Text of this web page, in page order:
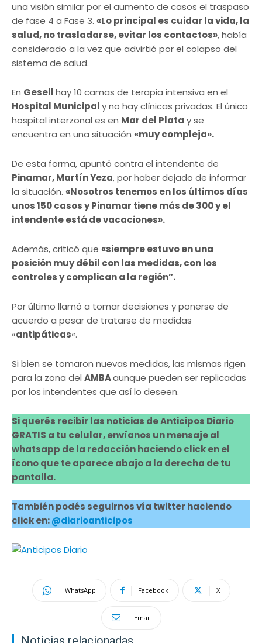
una visión similar por el aumento de casos el traspaso
de fase 4 a Fase 3. «Lo principal es cuidar la vida, la
salud, no trasladarse, evitar los contactos», había
considerado a la vez que advirtió por el colapso del
sistema de salud.
En Gesellhay 10 camas de terapia intensiva en el
Hospital Municipaly no hay clínicas privadas. El único
hospital interzonal es en Mar del Plata y se
encuentra en una situación «muy compleja».
De esta forma, apuntó contra el intendente de
Pinamar, Martín Yeza, por haber dejado de informar
la situación. «Nosotros tenemos en los últimos días
unos 150 casos y Pinamar tiene más de 300 y el
intendente está de vacaciones».
Además, criticó que «siempre estuvo en una
posición muy débil con las medidas, con los
controles y complican a la región”.
Por último llamó a tomar decisiones y ponerse de
acuerdo a pesar de tratarse de medidas
«antipáticas«.
Si bien se tomaron nuevas medidas, las mismas rigen
para la zona del AMBAaunque pueden ser replicadas
por los intendentes que así lo deseen.
Si querés recibir las noticias de Anticipos Diario
GRATIS a tu celular, envíanos un mensaje al
whatsapp de la redacción haciendo click en el
ícono que te aparece abajo a la derecha de tu
pantalla.
También podés seguirnos vía twitter haciendo
click en:@diarioanticipos
WhatsApp Facebook X
Email